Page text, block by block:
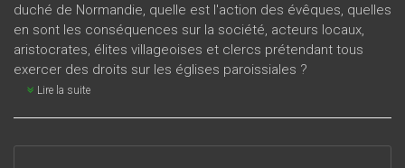
duché de Normandie, quelle est l'action des évêques, quelles
en sont les conséquences sur la société, acteurs locaux,
aristocrates, élites villageoises et clercs prétendant tous
exercer des droits sur les églises paroissiales ?
Lire la suite